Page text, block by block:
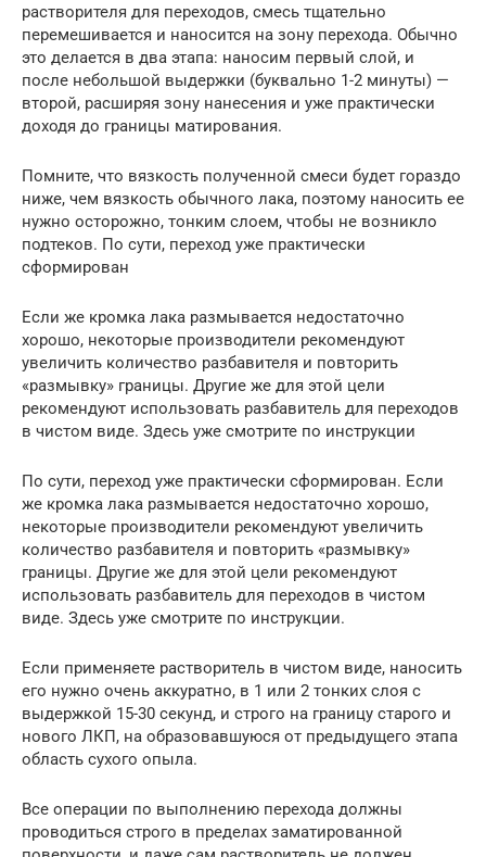
растворителя для переходов, смесь тщательно
перемешивается и наносится на зону перехода. Обычно
это делается в два этапа: наносим первый слой, и
после небольшой выдержки (буквально 1-2 минуты) —
второй, расширяя зону нанесения и уже практически
доходя до границы матирования.
Помните, что вязкость полученной смеси будет гораздо
ниже, чем вязкость обычного лака, поэтому наносить ее
нужно осторожно, тонким слоем, чтобы не возникло
подтеков. По сути, переход уже практически
сформирован
Если же кромка лака размывается недостаточно
хорошо, некоторые производители рекомендуют
увеличить количество разбавителя и повторить
«размывку» границы. Другие же для этой цели
рекомендуют использовать разбавитель для переходов
в чистом виде. Здесь уже смотрите по инструкции
По сути, переход уже практически сформирован. Если
же кромка лака размывается недостаточно хорошо,
некоторые производители рекомендуют увеличить
количество разбавителя и повторить «размывку»
границы. Другие же для этой цели рекомендуют
использовать разбавитель для переходов в чистом
виде. Здесь уже смотрите по инструкции.
Если применяете растворитель в чистом виде, наносить
его нужно очень аккуратно, в 1 или 2 тонких слоя с
выдержкой 15-30 секунд, и строго на границу старого и
нового ЛКП, на образовавшуюся от предыдущего этапа
область сухого опыла.
Все операции по выполнению перехода должны
проводиться строго в пределах заматированной